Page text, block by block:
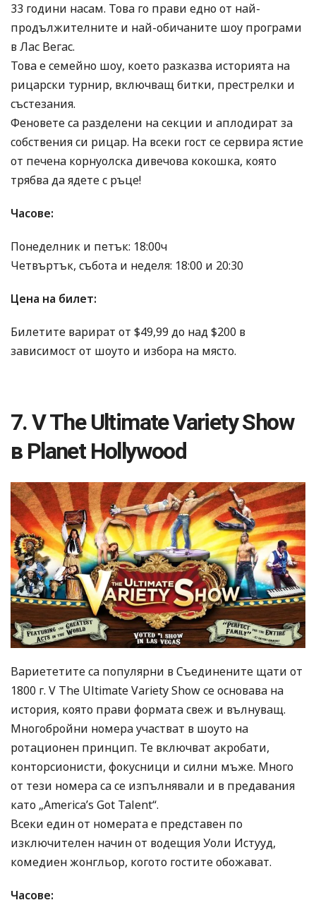
33 години насам. Това го прави едно от най-
продължителните и най-обичаните шоу програми
в Лас Вегас.
Това е семейно шоу, което разказва историята на
рицарски турнир, включващ битки, престрелки и
състезания.
Феновете са разделени на секции и аплодират за
собствения си рицар. На всеки гост се сервира ястие
от печена корнуолска дивечова кокошка, която
трябва да ядете с ръце!
Часове:
Понеделник и петък: 18:00ч
Четвъртък, събота и неделя: 18:00 и 20:30
Цена на билет:
Билетите варират от $49,99 до над $200 в
зависимост от шоуто и избора на място.
7. V The Ultimate Variety Show
в Planet Hollywood
Вариететите са популярни в Съединените щати от
1800 г. V The Ultimate Variety Show се основава на
история, която прави формата свеж и вълнуващ.
Многобройни номера участват в шоуто на
ротационен принцип. Те включват акробати,
конторсионисти, фокусници и силни мъже. Много
от тези номера са се изпълнявали и в предавания
като „America’s Got Talent“.
Всеки един от номерата е представен по
изключителен начин от водещия Уоли Истууд,
комедиен жонгльор, когото гостите обожават.
Часове: